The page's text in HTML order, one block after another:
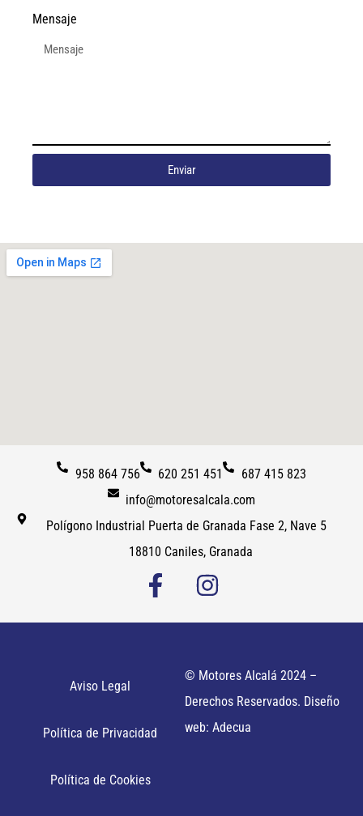
Mensaje
Enviar
958 864 756 620 251 451
687 415 823
info@motoresalcala.com
Polígono Industrial Puerta de Granada Fase 2, Nave 5
18810 Caniles, Granada
Aviso Legal
Política de Privacidad
Política de Cookies
© Motores Alcalá 2024 –
Derechos Reservados. Diseño
web: Adecua